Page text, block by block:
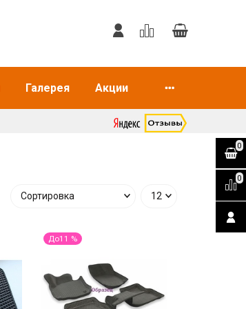
Галерея Акции
До11 %
0
0